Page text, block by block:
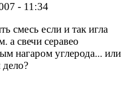
- 11:34
смесь если и так игла
а свечи серавео
нагаром углерода... или